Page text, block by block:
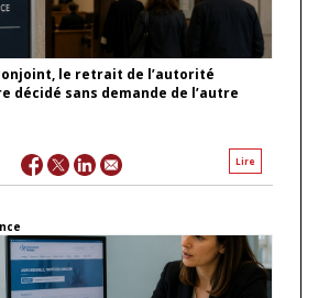
le retrait de l’autorité
décidé sans demande de l’autre
Lire